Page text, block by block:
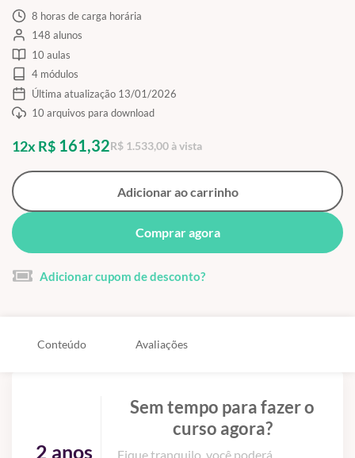
8 horas de carga horária
148 alunos
10 aulas
4 módulos
Última atualização 13/01/2026
10 arquivos para download
12x R$ 161,32R$ 1.533,00 à vista
Adicionar ao carrinho
Comprar agora
Adicionar cupom de desconto?
Conteúdo Avaliações
2 anos
Sem tempo para fazer o
curso agora?
Fique tranquilo, você poderá